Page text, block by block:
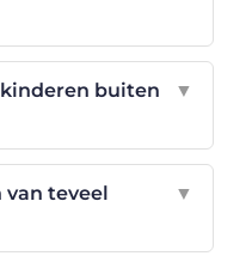
buiten
▼
van teveel
▼